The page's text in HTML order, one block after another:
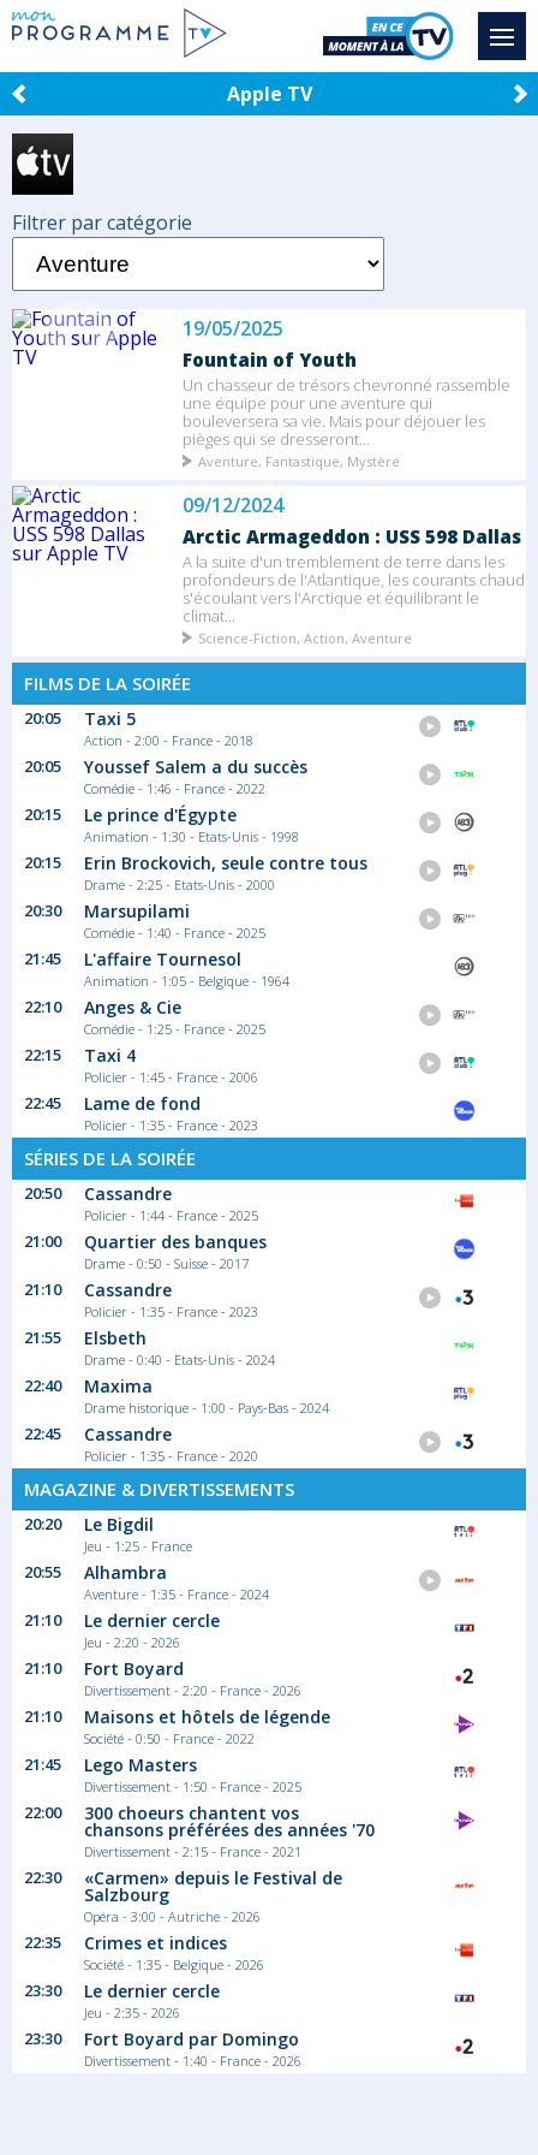
Apple TV
Filtrer par catégorie
19/05/2025
Fountain of Youth
Un chasseur de trésors chevronné rassemble
une équipe pour une aventure qui
bouleversera sa vie. Mais pour déjouer les
pièges qui se dresseront...
Aventure, Fantastique, Mystère
09/12/2024
Arctic Armageddon : USS 598 Dallas
A la suite d'un tremblement de terre dans les
profondeurs de l'Atlantique, les courants chaud
s'écoulant vers l'Arctique et équilibrant le
climat...
Science-Fiction, Action, Aventure
FILMS DE LA SOIRÉE
20:05 Taxi 5
Action - 2:00 - France - 2018
20:05 Youssef Salem a du succès
Comédie - 1:46 - France - 2022
20:15 Le prince d'Égypte
Animation - 1:30 - Etats-Unis - 1998
20:15 Erin Brockovich, seule contre tous
Drame - 2:25 - Etats-Unis - 2000
20:30 Marsupilami
Comédie - 1:40 - France - 2025
21:45 L'affaire Tournesol
Animation - 1:05 - Belgique - 1964
22:10 Anges & Cie
Comédie - 1:25 - France - 2025
22:15 Taxi 4
Policier - 1:45 - France - 2006
22:45 Lame de fond
Policier - 1:35 - France - 2023
SÉRIES DE LA SOIRÉE
20:50 Cassandre
Policier - 1:44 - France - 2025
21:00 Quartier des banques
Drame - 0:50 - Suisse - 2017
21:10 Cassandre
Policier - 1:35 - France - 2023
21:55 Elsbeth
Drame - 0:40 - Etats-Unis - 2024
22:40 Maxima
Drame historique - 1:00 - Pays-Bas - 2024
22:45 Cassandre
Policier - 1:35 - France - 2020
MAGAZINE & DIVERTISSEMENTS
20:20 Le Bigdil
Jeu - 1:25 - France
20:55 Alhambra
Aventure - 1:35 - France - 2024
21:10 Le dernier cercle
Jeu - 2:20 - 2026
21:10 Fort Boyard
Divertissement - 2:20 - France - 2026
21:10 Maisons et hôtels de légende
Société - 0:50 - France - 2022
21:45 Lego Masters
Divertissement - 1:50 - France - 2025
22:00 300 choeurs chantent vos
chansons préférées des années '70
Divertissement - 2:15 - France - 2021
22:30 «Carmen» depuis le Festival de
Salzbourg
Opéra - 3:00 - Autriche - 2026
22:35 Crimes et indices
Société - 1:35 - Belgique - 2026
23:30 Le dernier cercle
Jeu - 2:35 - 2026
23:30 Fort Boyard par Domingo
Divertissement - 1:40 - France - 2026